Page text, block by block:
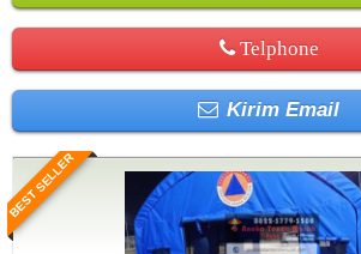
Telphone
Kirim Email
BEST SELLER